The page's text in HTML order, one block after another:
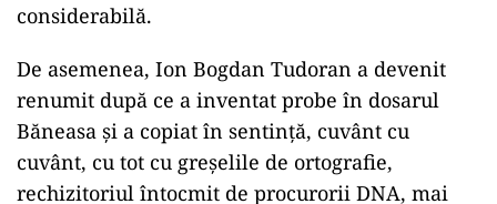
considerabilă.
De asemenea, Ion Bogdan Tudoran a devenit
renumit după ce a inventat probe în dosarul
Băneasa și a copiat în sentință, cuvânt cu
cuvânt, cu tot cu greșelile de ortografie,
rechizitoriul întocmit de procurorii DNA, mai